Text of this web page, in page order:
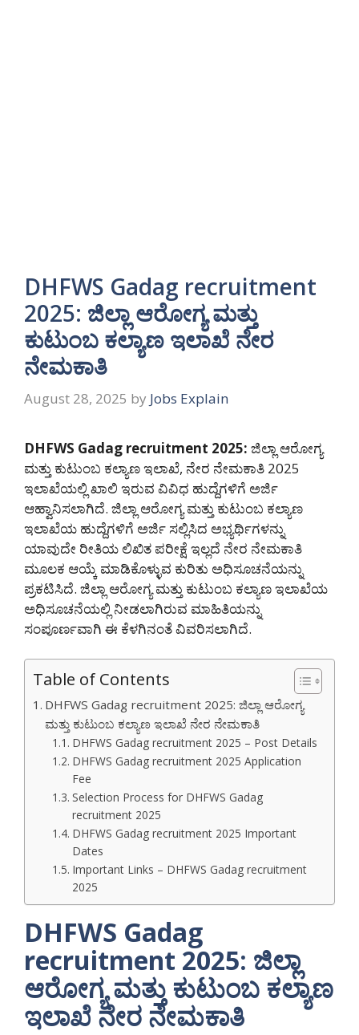
DHFWS Gadag recruitment
2025: ಜಿಲ್ಲಾ ಆರೋಗ್ಯ ಮತ್ತು
ಕುಟುಂಬ ಕಲ್ಯಾಣ ಇಲಾಖೆ ನೇರ
ನೇಮಕಾತಿ
August 28, 2025 by Jobs Explain
DHFWS Gadag recruitment 2025: ಜಿಲ್ಲಾ ಆರೋಗ್ಯ
ಮತ್ತು ಕುಟುಂಬ ಕಲ್ಯಾಣ ಇಲಾಖೆ, ನೇರ ನೇಮಕಾತಿ 2025
ಇಲಾಖೆಯಲ್ಲಿ ಖಾಲಿ ಇರುವ ವಿವಿಧ ಹುದ್ದೆಗಳಿಗೆ ಅರ್ಜಿ
ಆಹ್ವಾನಿಸಲಾಗಿದೆ. ಜಿಲ್ಲಾ ಆರೋಗ್ಯ ಮತ್ತು ಕುಟುಂಬ ಕಲ್ಯಾಣ
ಇಲಾಖೆಯ ಹುದ್ದೆಗಳಿಗೆ ಅರ್ಜಿ ಸಲ್ಲಿಸಿದ ಅಭ್ಯರ್ಥಿಗಳನ್ನು
ಯಾವುದೇ ರೀತಿಯ ಲಿಖಿತ ಪರೀಕ್ಷೆ ಇಲ್ಲದೆ ನೇರ ನೇಮಕಾತಿ
ಮೂಲಕ ಆಯ್ಕೆ ಮಾಡಿಕೊಳ್ಳುವ ಕುರಿತು ಅಧಿಸೂಚನೆಯನ್ನು
ಪ್ರಕಟಿಸಿದೆ. ಜಿಲ್ಲಾ ಆರೋಗ್ಯ ಮತ್ತು ಕುಟುಂಬ ಕಲ್ಯಾಣ ಇಲಾಖೆಯ
ಅಧಿಸೂಚನೆಯಲ್ಲಿ ನೀಡಲಾಗಿರುವ ಮಾಹಿತಿಯನ್ನು
ಸಂಪೂರ್ಣವಾಗಿ ಈ ಕೆಳಗಿನಂತೆ ವಿವರಿಸಲಾಗಿದೆ.
Table of Contents
DHFWS Gadag recruitment 2025: ಜಿಲ್ಲಾ ಆರೋಗ್ಯ
ಮತ್ತು ಕುಟುಂಬ ಕಲ್ಯಾಣ ಇಲಾಖೆ ನೇರ ನೇಮಕಾತಿ
DHFWS Gadag recruitment 2025 – Post Details
DHFWS Gadag recruitment 2025 Application
Fee
Selection Process for DHFWS Gadag
recruitment 2025
DHFWS Gadag recruitment 2025 Important
Dates
Important Links – DHFWS Gadag recruitment
2025
DHFWS Gadag
recruitment 2025: ಜಿಲ್ಲಾ
ಆರೋಗ್ಯ ಮತ್ತು ಕುಟುಂಬ ಕಲ್ಯಾಣ
ಇಲಾಖೆ ನೇರ ನೇಮಕಾತಿ